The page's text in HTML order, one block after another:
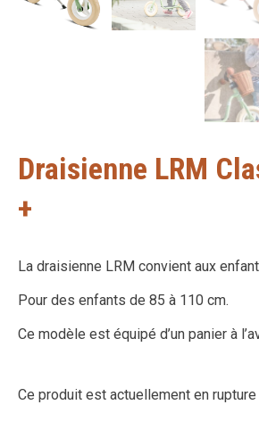
Draisienne LRM
+
La draisienne LRM convient aux
Pour des enfants de 85 à 110 cm.
Ce modèle est équipé d’un panier à
Ce produit est actuellement en